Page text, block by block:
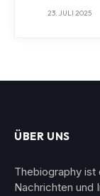
23. JULI 2025
ÜBER UNS
Thebiography ist
Nachrichten und